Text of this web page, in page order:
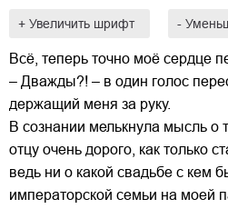
+ Увеличить шрифт -
Всё, теперь точно моё сердце
– Дважды?! – в один голос
держащий меня за руку.
В сознании мелькнула мысль о
отцу очень дорого, как только
ведь ни о какой свадьбе с кем
императорской семьи на моей